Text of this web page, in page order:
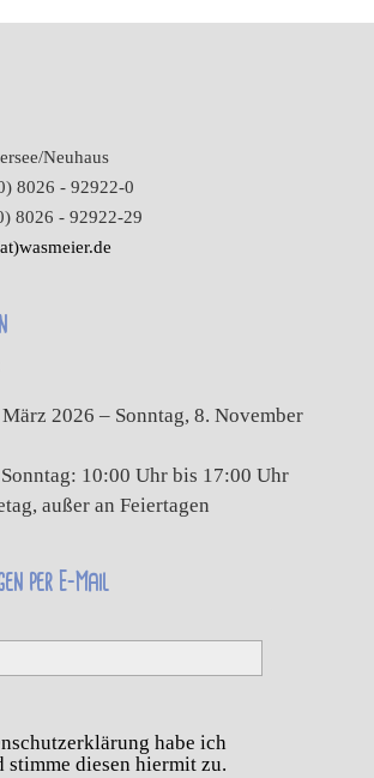
Neuhaus
8026 - 92922-0
8026 - 92922-29
März 2026 – Sonntag, 8. November
10:00 Uhr bis 17:00 Uhr
außer an Feiertagen
per E-Mail
habe ich
stimme diesen hiermit zu.